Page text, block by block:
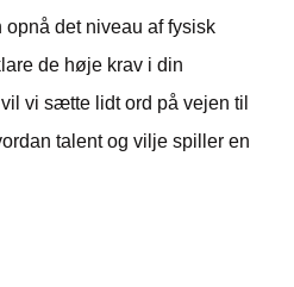
det niveau af fysisk
de høje krav i din
vi sætte lidt ord på vejen til
talent og vilje spiller en